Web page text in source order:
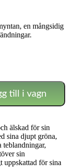
en mångsidig
till i vagn
älskad för sin
sina djupt gröna,
sin
uppskattad för sina